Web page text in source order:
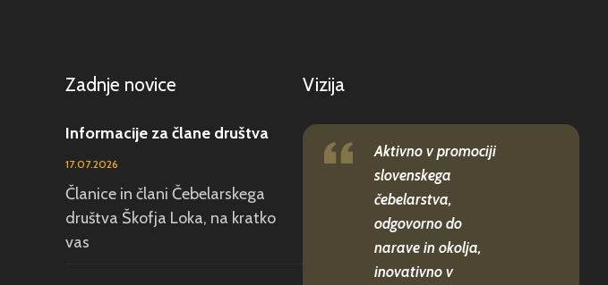
Zadnje novice
Informacije za člane društva
17.07.2026
Članice in člani Čebelarskega
društva Škofja Loka, na kratko
vas
Vizija
Aktivno v promociji
slovenskega
čebelarstva,
odgovorno do
narave in okolja,
inovativno v